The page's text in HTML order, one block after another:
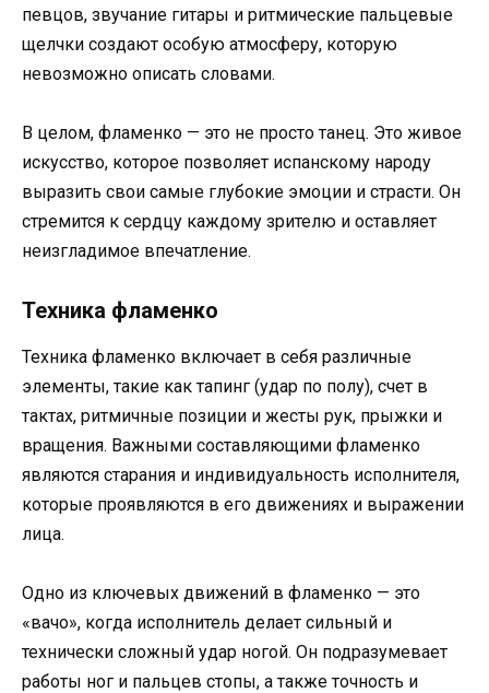
певцов, звучание гитары и ритмические пальцевые
щелчки создают особую атмосферу, которую
невозможно описать словами.
В целом, фламенко — это не просто танец. Это живое
искусство, которое позволяет испанскому народу
выразить свои самые глубокие эмоции и страсти. Он
стремится к сердцу каждому зрителю и оставляет
неизгладимое впечатление.
Техника фламенко
Техника фламенко включает в себя различные
элементы, такие как тапинг (удар по полу), счет в
тактах, ритмичные позиции и жесты рук, прыжки и
вращения. Важными составляющими фламенко
являются старания и индивидуальность исполнителя,
которые проявляются в его движениях и выражении
лица.
Одно из ключевых движений в фламенко — это
«вачо», когда исполнитель делает сильный и
технически сложный удар ногой. Он подразумевает
работы ног и пальцев стопы, а также точность и